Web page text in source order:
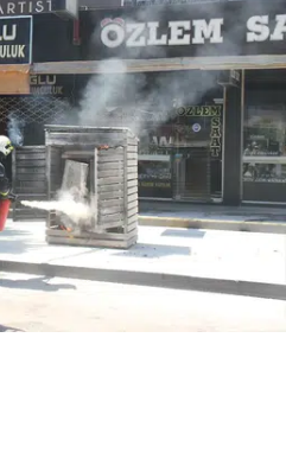
Bitlis
Bolu
Burdur
Bursa
Çanakkale
Çankırı
Çorum